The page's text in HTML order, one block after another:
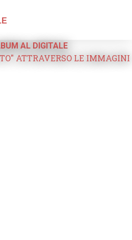
AL DIGITALE
ATTRAVERSO LE IMMAGINI